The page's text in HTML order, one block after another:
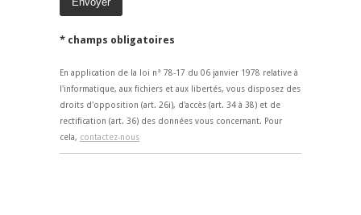
* champs obligatoires
En application de la loi n° 78-17 du 06 janvier 1978 relative à
l'informatique, aux fichiers et aux libertés, vous disposez des
droits d'opposition (art. 26i), d'accès (art. 34 à 38) et de
rectification (art. 36) des données vous concernant. Pour
cela, contactez-nous